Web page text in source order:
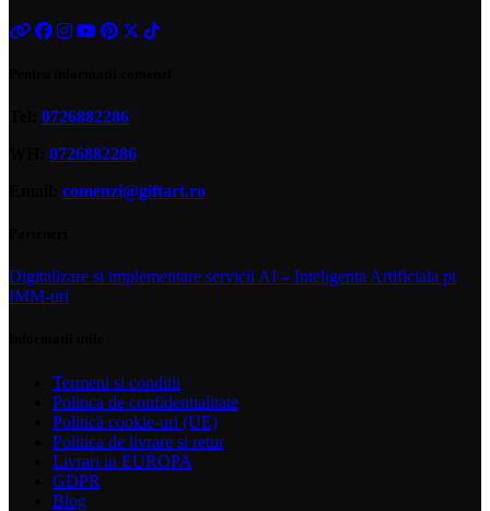
0726882286
0726882286
comenzi@giftart.ro
Digitalizare si implementare servicii AI – Inteligenta Artificiala pt
IMM-uri
Termeni si conditii
Politica de confidentialitate
Politică cookie-uri (UE)
Politica de livrare si retur
Livrari in EUROPA
GDPR
Blog